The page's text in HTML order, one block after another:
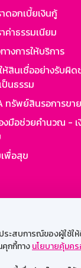
ะสบการณ์ของผู้ใช้ใ
คุกกี้ทางนโยบายคุ้มค
ดอกเบี้ยเงินกู้
ค่าธรรมเนียม
างการให้บริการ
ห้สินเชื่ออย่างรับผิ
ป็นธรรม
ทรัพย์สินรอการขาย
งมือช่วยคำนวณ - เ
พื่อสุข
รอ